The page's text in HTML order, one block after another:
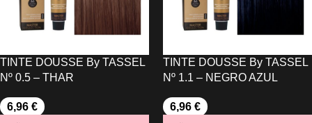
TINTE DOUSSE By TASSEL
Nº 0.5 – THAR
6,96 €
TINTE DOUSSE By TASSEL
Nº 1.1 – NEGRO AZUL
6,96 €